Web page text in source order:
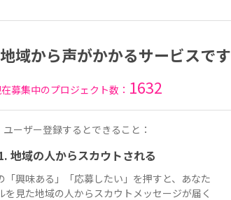
域から声がかかるサービスです
募集中のプロジェクト数： 1632
ユーザー登録するとできること：
地域の人からスカウトされる
「興味ある」「応募したい」を押すと、あなた
を見た地域の人からスカウトメッセージが届く